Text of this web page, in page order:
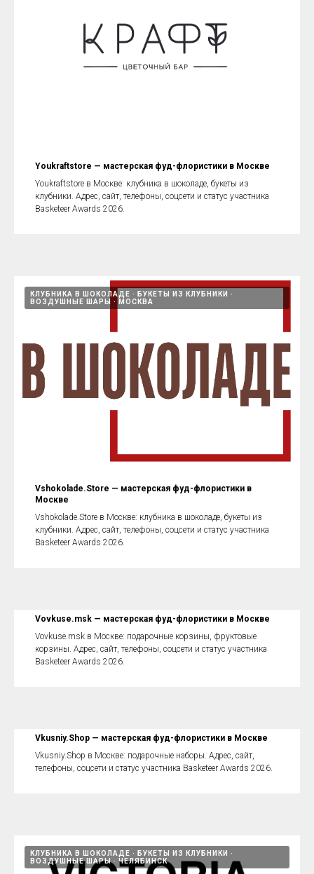
Youkraftstore — мастерская фуд-флористики в Москве
Youkraftstore в Москве: клубника в шоколаде, букеты из
клубники. Адрес, сайт, телефоны, соцсети и статус участника
Basketeer Awards 2026.
КЛУБНИКА В ШОКОЛАДЕ
БУКЕТЫ ИЗ КЛУБНИКИ
ВОЗДУШНЫЕ ШАРЫ
МОСКВА
Vshokolade.Store — мастерская фуд-флористики в
Москве
Vshokolade.Store в Москве: клубника в шоколаде, букеты из
клубники. Адрес, сайт, телефоны, соцсети и статус участника
Basketeer Awards 2026.
Vovkuse.msk — мастерская фуд-флористики в Москве
Vovkuse.msk в Москве: подарочные корзины, фруктовые
корзины. Адрес, сайт, телефоны, соцсети и статус участника
Basketeer Awards 2026.
Vkusniy.Shop — мастерская фуд-флористики в Москве
Vkusniy.Shop в Москве: подарочные наборы. Адрес, сайт,
телефоны, соцсети и статус участника Basketeer Awards 2026.
КЛУБНИКА В ШОКОЛАДЕ
БУКЕТЫ ИЗ КЛУБНИКИ
ВОЗДУШНЫЕ ШАРЫ
ЧЕЛЯБИНСК